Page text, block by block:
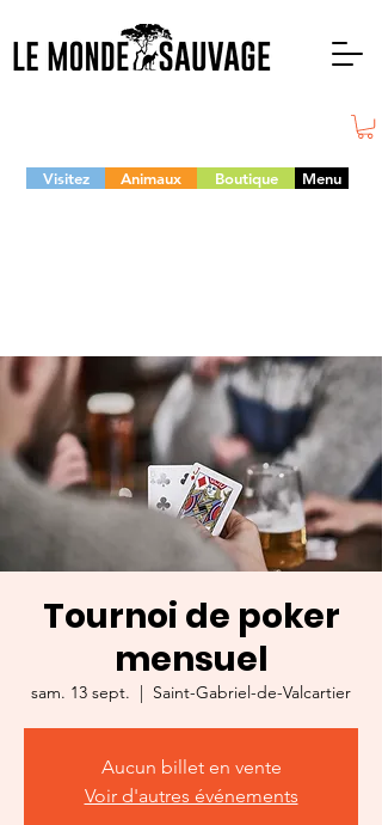
Visitez Animaux Boutique Menu
Tournoi de poker
mensuel
sam. 13 sept.
  |
Saint-Gabriel-de-Valcartier
Aucun billet en vente
Voir d'autres événements